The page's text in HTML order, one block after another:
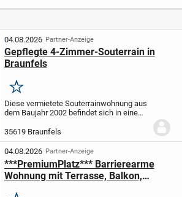
nutzbarem Raum
04.08.2026 Partner-Anzeige
Gepflegte 4-Zimmer-Souterrain in
Braunfels
Merken
Diese vermietete Souterrainwohnung aus
dem Baujahr 2002 befindet sich in einem
insgesamt sieben Einheiten und bietet
eine attraktive Gelegenheit für Ihr neues
Zuhause....
35619 Braunfels
04.08.2026 Partner-Anzeige
***PremiumPlatz*** Barrierearme
Wohnung mit Terrasse, Balkon,